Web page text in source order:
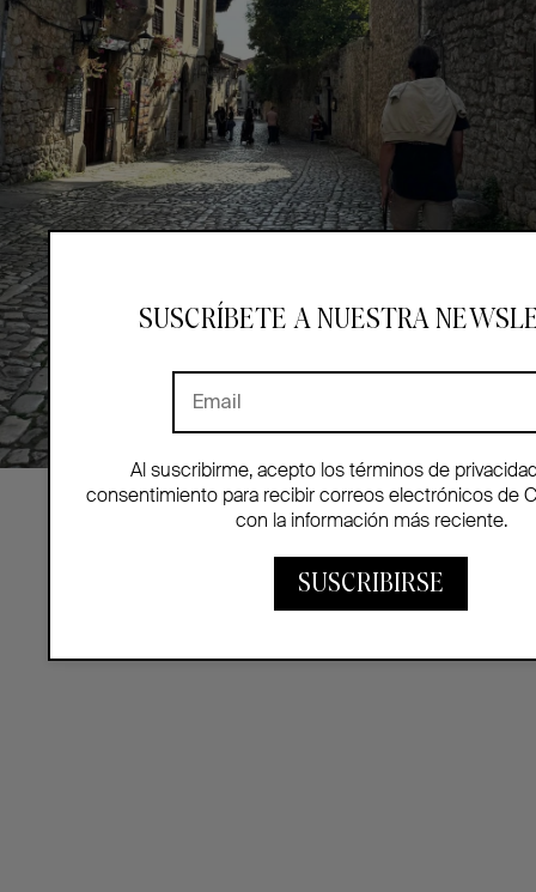
SUSCRÍBETE A NUESTRA
Al suscribirme, acepto los términos de
consentimiento para recibir correos electrónicos de
con la información más reciente.
SUSCRIBIRSE